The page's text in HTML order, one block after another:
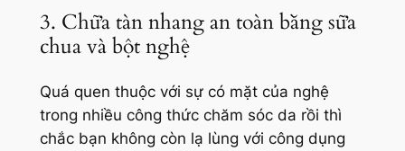
3. Chữa tàn nhang an toàn bằng sữa
chua và bột nghệ
Quá quen thuộc với sự có mặt của nghệ
trong nhiều công thức chăm sóc da rồi thì
chắc bạn không còn lạ lùng với công dụng